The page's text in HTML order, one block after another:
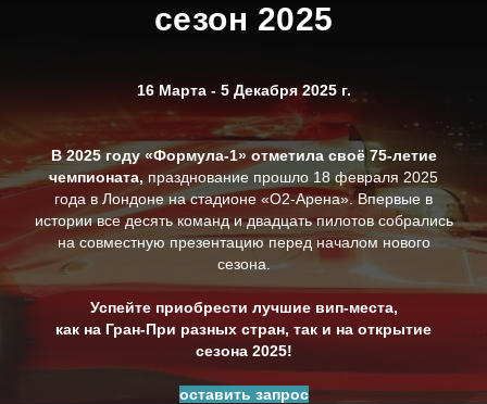
сезон 2025
16 Марта - 5 Декабря 2025 г.
В 2025 году «Формула-1» отметила своё 75-летие
чемпионата,празднование прошло 18 февраля 2025
года в Лондоне на стадионе «О2-Арена». Впервые в
истории все десять команд и двадцать пилотов собрались
на совместную презентацию перед началом нового
сезона.
Успейте приобрести лучшие вип-места,
как на Гран-При разных стран, так и на открытие
сезона 2025!
оставить запрос